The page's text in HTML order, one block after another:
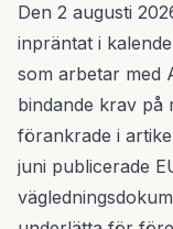
Den 2 augusti
inpräntat i
som arbetar med
bindande krav på
förankrade i
juni publicerade